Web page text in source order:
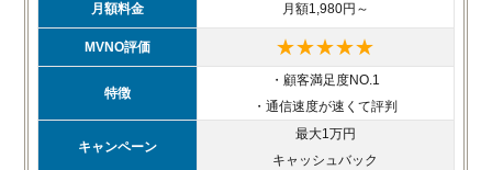
月額料金 月額1,980円～
MVNO評価 ★★★★★
特徴
・顧客満足度NO.1
・通信速度が速くて評判
キャンペーン
最大1万円
キャッシュバック